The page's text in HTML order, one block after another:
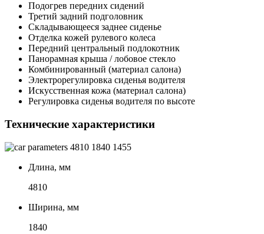
Подогрев передних сидений
Третий задний подголовник
Складывающееся заднее сиденье
Отделка кожей рулевого колеса
Передний центральный подлокотник
Панорамная крыша / лобовое стекло
Комбинированный (материал салона)
Электрорегулировка сиденья водителя
Искусственная кожа (материал салона)
Регулировка сиденья водителя по высоте
Технические характеристики
4810 1840 1455
Длина, мм
4810
Ширина, мм
1840